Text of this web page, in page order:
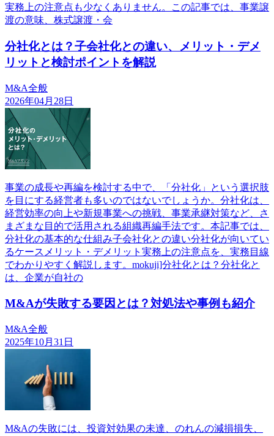
実務上の注意点も少なくありません。この記事では、事業譲
渡の意味、株式譲渡・会
分社化とは？子会社化との違い、メリット・デメ
リットと検討ポイントを解説
M&A全般
2026年04月28日
事業の成長や再編を検討する中で、「分社化」という選択肢
を目にする経営者も多いのではないでしょうか。分社化は、
経営効率の向上や新規事業への挑戦、事業承継対策など、さ
まざまな目的で活用される組織再編手法です。本記事では、
分社化の基本的な仕組み子会社化との違い分社化が向いてい
るケースメリット・デメリット実務上の注意点を、実務目線
でわかりやすく解説します。mokuji]分社化とは？分社化と
は、企業が自社の
M&Aが失敗する要因とは？対処法や事例も紹介
M&A全般
2025年10月31日
M&Aの失敗には、投資対効果の未達、のれんの減損損失、